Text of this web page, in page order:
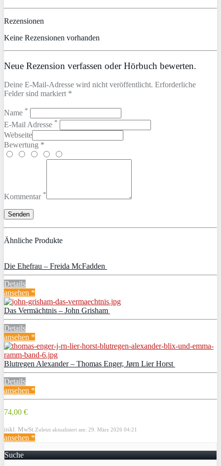
Rezensionen
Keine Rezensionen vorhanden
Neue Rezension verfassen oder Hörbuch bewerten.
Deine E-Mail-Adresse wird nicht veröffentlicht. Erforderliche
Felder sind markiert *
Name *
E-Mail Adresse *
Webseite
Bewertung *
Kommentar *
Ähnliche Produkte
Die Ehefrau – Freida McFadden
Details
ansehen *
Das Vermächtnis – John Grisham
Details
ansehen *
Blutregen Alexander – Thomas Enger, Jørn Lier Horst
Details
ansehen *
74,00 €
inkl. MwSt. Zuletzt aktualisiert am: 29. März 2026 04:21
ansehen *
Suche